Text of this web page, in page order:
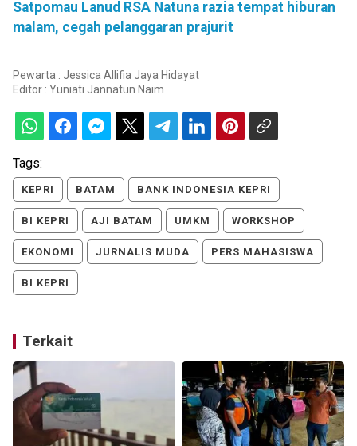
Satpomau Lanud RSA Natuna razia tempat hiburan
malam, cegah pelanggaran prajurit
Pewarta : Jessica Allifia Jaya Hidayat
Editor : Yuniati Jannatun Naim
Tags:
KEPRI BATAM BANK INDONESIA KEPRI
BI KEPRI AJI BATAM UMKM WORKSHOP
EKONOMI JURNALIS MUDA PERS MAHASISWA
BI KEPRI
Terkait